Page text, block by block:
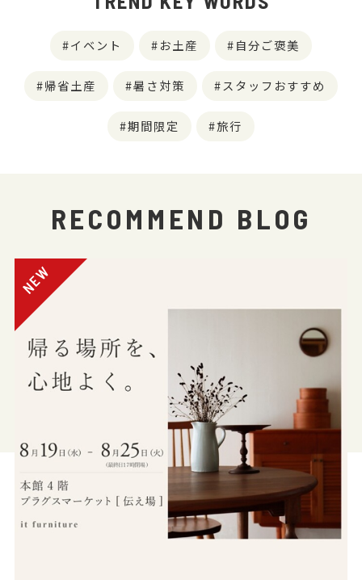
イベント お土産 自分ご褒美
帰省土産 暑さ対策 スタッフおすすめ
期間限定 旅行
RECOMMEND BLOG